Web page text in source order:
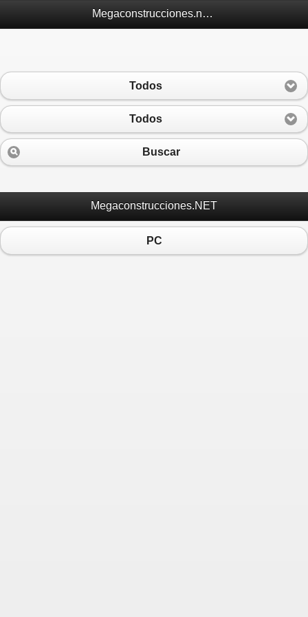
Megaconstrucciones.net Móvil
Todos
Todos
Buscar
Megaconstrucciones.NET
PC